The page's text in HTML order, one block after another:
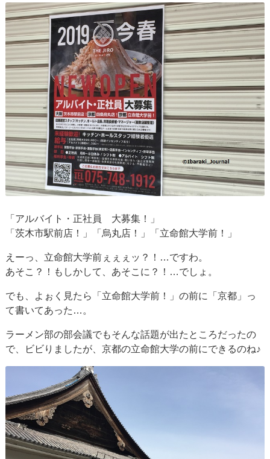
「アルバイト・正社員 大募集！」
「茨木市駅前店！」「烏丸店！」「立命館大学前！」
えーっ、立命館大学前ぇぇぇッ？！…ですわ。
あそこ？！もしかして、あそこに？！…でしょ。
でも、よぉく見たら「立命館大学前！」の前に「京都」っ
て書いてあった…。
ラーメン部の部会議でもそんな話題が出たところだったの
で、ビビりましたが、京都の立命館大学の前にできるのね♪